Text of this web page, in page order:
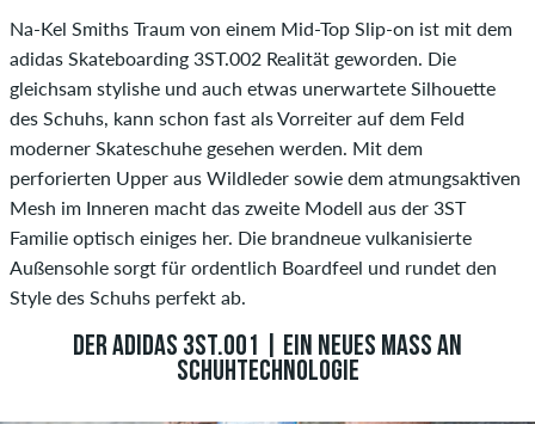
Na-Kel Smiths Traum von einem Mid-Top Slip-on ist mit dem
adidas Skateboarding 3ST.002 Realität geworden. Die
gleichsam stylishe und auch etwas unerwartete Silhouette
des Schuhs, kann schon fast als Vorreiter auf dem Feld
moderner Skateschuhe gesehen werden. Mit dem
perforierten Upper aus Wildleder sowie dem atmungsaktiven
Mesh im Inneren macht das zweite Modell aus der 3ST
Familie optisch einiges her. Die brandneue vulkanisierte
Außensohle sorgt für ordentlich Boardfeel und rundet den
Style des Schuhs perfekt ab.
DER ADIDAS 3ST.001 | EIN NEUES MASS AN S
CHUHTECHNOLOGIE